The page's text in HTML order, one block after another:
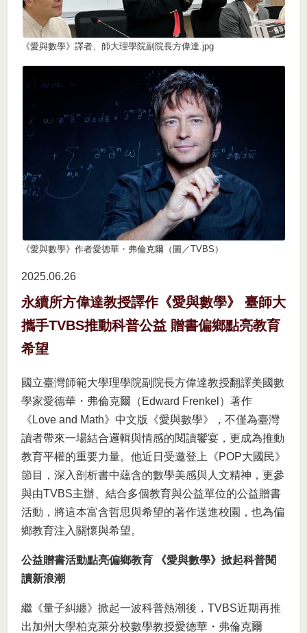
《愛與數學》譯者、師大理學院副院長方偉達.jpg
《愛與數學》作者愛德華・弗倫克爾（圖／TVBS）
2025.06 26
永續所方偉達教授譯作《愛與數學》 臺師大
攜手TVBS推動科普公益 贈書偏鄉點亮教育
希望
國立臺灣師範大學理學院副院長方偉達教授翻譯美國數
學家愛德華・弗倫克爾（Edward Frenkel）著作
《Love and Math》中文版《愛與數學》，不僅為臺灣
讀者帶來一場結合邏輯與情感的閱讀饗宴，更成為推動
教育平權的重要力量。他近日受邀登上《POP大國民》
節目，深入剖析書中蘊含的數學美感與人文精神，更參
與由TVBS主辦、結合多個教育與公益單位的公益贈書
活動，將這本富含哲思與希望的著作送進校園，也為偏
鄉教育注入關懷與希望。
公益贈書活動點亮偏鄉教育 《愛與數學》掀起科普閱
讀新浪潮
繼《量子糾纏》掀起一波科普熱潮後，TVBS近期再推
出加州大學柏克萊分校數學教授愛德華・弗倫克爾